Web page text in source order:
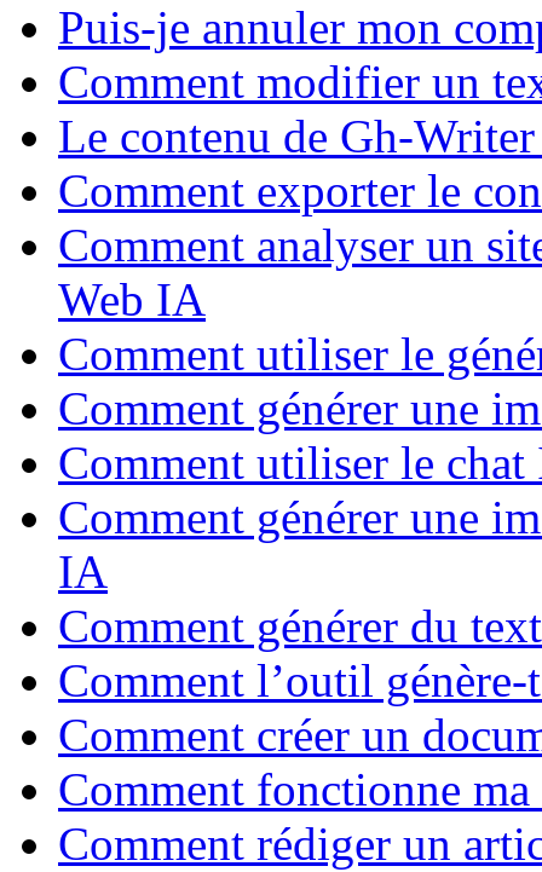
Puis-je annuler mon
Comment modifier un
Le contenu de Gh-
Comment exporter le
Comment analyser un
Web IA
Comment utiliser le
Comment générer une
Comment utiliser le
Comment générer une
IA
Comment générer du
Comment l’outil
Comment créer un
Comment fonctionne
Comment rédiger un